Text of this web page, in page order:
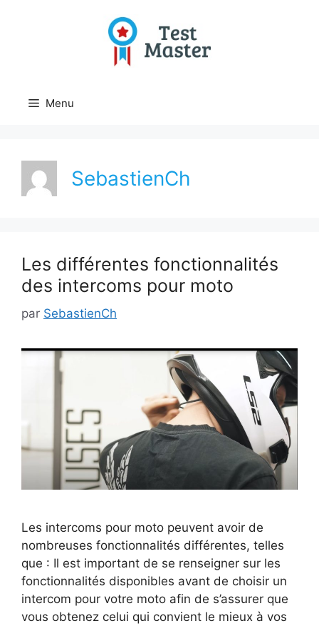
Menu
SebastienCh
Les différentes fonctionnalités
des intercoms pour moto
par SebastienCh
Les intercoms pour moto peuvent avoir de
nombreuses fonctionnalités différentes, telles
que : Il est important de se renseigner sur les
fonctionnalités disponibles avant de choisir un
intercom pour votre moto afin de s’assurer que
vous obtenez celui qui convient le mieux à vos